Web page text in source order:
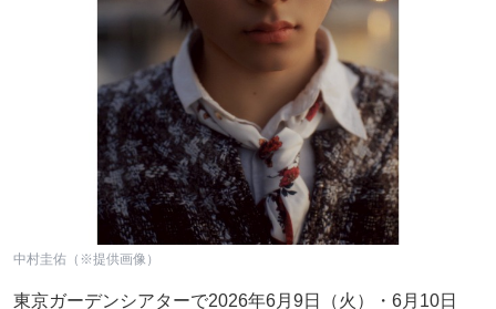
中村圭佑（※提供画像）
東京ガーデンシアターで2026年6月9日（火）・6月10日